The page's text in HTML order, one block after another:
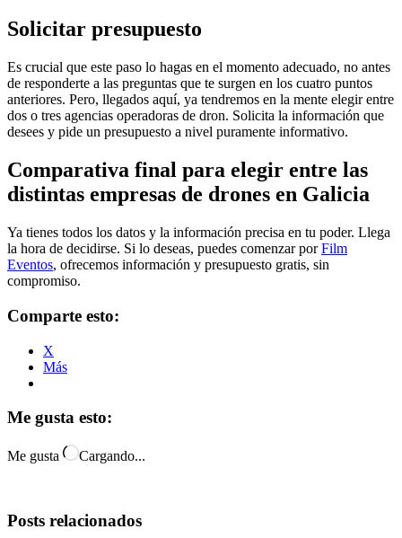
Solicitar presupuesto
Es crucial que este paso lo hagas en el momento adecuado, no antes
de responderte a las preguntas que te surgen en los cuatro puntos
anteriores. Pero, llegados aquí, ya tendremos en la mente elegir entre
dos o tres agencias operadoras de dron. Solicita la información que
desees y pide un presupuesto a nivel puramente informativo.
Comparativa final para elegir entre las
distintas empresas de drones en Galicia
Ya tienes todos los datos y la información precisa en tu poder. Llega
la hora de decidirse. Si lo deseas, puedes comenzar porFilm
Eventos, ofrecemos información y presupuesto gratis, sin
compromiso.
Comparte esto:
X
Más
Me gusta esto:
Me gusta Cargando...
Posts relacionados